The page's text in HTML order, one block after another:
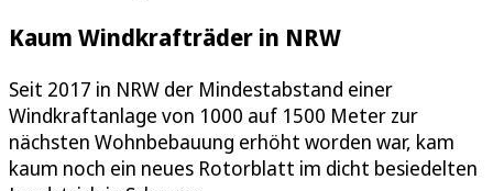
Kaum Windkrafträder in NRW
Seit 2017 in NRW der Mindestabstand einer
Windkraftanlage von 1000 auf 1500 Meter zur
nächsten Wohnbebauung erhöht worden war, kam
kaum noch ein neues Rotorblatt im dicht besiedelten